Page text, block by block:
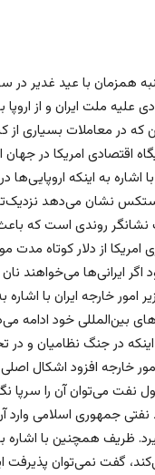
همزمان با عید غدیر در
علیه ملت ایران و از
که در معاملات بسیاری
اقتصادی امریکا در جهان
به اینکه اروپایی‌ها
نشان می‌دهد
نشانگر روندی است که
امریکا از دلار کوتاه
اگر ایرانی‌ها می‌خواهند
امور خارجه ایران با
خود ادامه
در جنگ نظامیان و در
خارجه افزود اشکال
نفت می‌توان آن را
جمهوری اسلامی وارد
ظریف همچنین با اشاره
‌گفت نمی‌توان